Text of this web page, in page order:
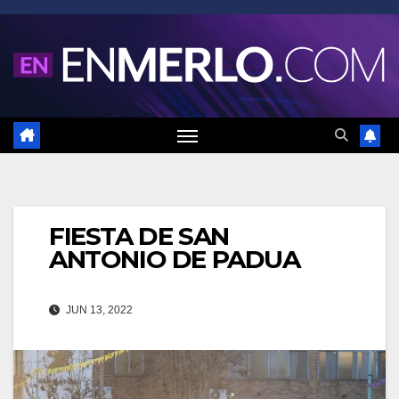
Saltar
contenido
FIESTA DE SAN
ANTONIO DE PADUA
JUN 13, 2022